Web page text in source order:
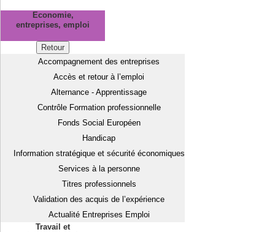
Economie,
entreprises, emploi
Retour
Accompagnement des entreprises
Accès et retour à l’emploi
Alternance - Apprentissage
Contrôle Formation professionnelle
Fonds Social Européen
Handicap
Information stratégique et sécurité économiques
Services à la personne
Titres professionnels
Validation des acquis de l’expérience
Actualité Entreprises Emploi
Travail et